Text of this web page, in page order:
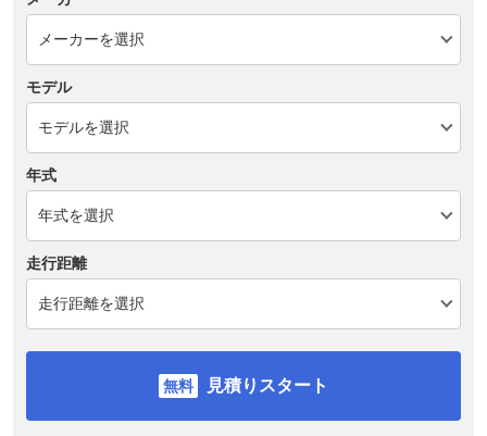
モデル
年式
走行距離
見積りスタート